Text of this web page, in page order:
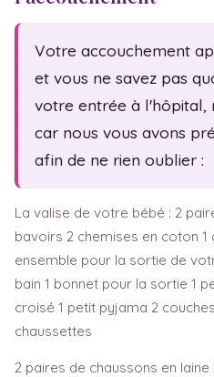
Fête des pères
Baby blues
Dépression post-natale
Sem. d'aménorrhée
Votre accouchement
et vous ne savez pas
votre entrée à l'hôpital,
car nous vous avons
afin de ne rien oublier :
La valise de votre bébé : 2
bavoirs 2 chemises en coton 1
ensemble pour la sortie de
bain 1 bonnet pour la sortie 1
croisé 1 petit pyjama 2
chaussettes
2 paires de chaussons en